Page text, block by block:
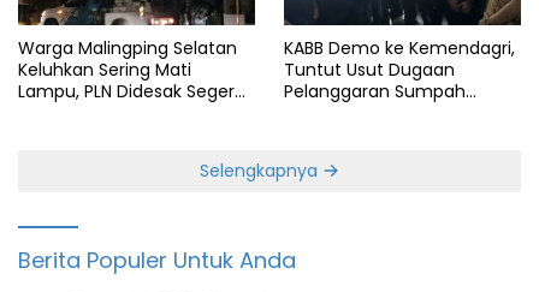
Warga Malingping Selatan
Keluhkan Sering Mati
Lampu, PLN Didesak Segera
KABB Demo ke Kemendagri,
Tuntut Usut Dugaan
Pelanggaran Sumpah
Selengkapnya
Berita Populer Untuk Anda